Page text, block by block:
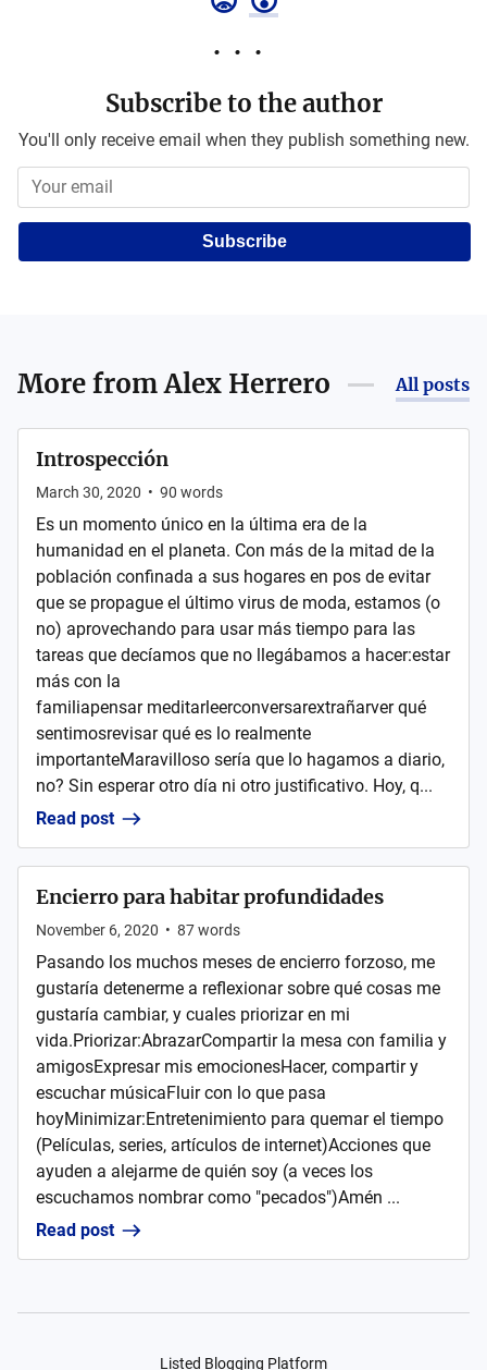
Subscribe to the author
You'll only receive email when they publish something new.
Subscribe
More fromAlex Herrero All posts
Introspección
March 30, 2020 • 90 words
Es un momento único en la última era de la
humanidad en el planeta. Con más de la mitad de la
población confinada a sus hogares en pos de evitar
que se propague el último virus de moda, estamos (o
no) aprovechando para usar más tiempo para las
tareas que decíamos que no llegábamos a hacer:estar
más con la
familiapensar meditarleerconversarextrañarver qué
sentimosrevisar qué es lo realmente
importanteMaravilloso sería que lo hagamos a diario,
no? Sin esperar otro día ni otro justificativo. Hoy, q...
Read post
Encierro para habitar profundidades
November 6, 2020 • 87words
Pasando los muchos meses de encierro forzoso, me
gustaría detenerme a reflexionar sobre qué cosas me
gustaría cambiar, y cuales priorizar en mi
vida.Priorizar:AbrazarCompartir la mesa con familia y
amigosExpresar mis emocionesHacer, compartir y
escuchar músicaFluir con lo que pasa
hoyMinimizar:Entretenimiento para quemar el tiempo
(Películas, series, artículos de internet)Acciones que
ayuden a alejarme de quién soy (a veces los
escuchamos nombrar como "pecados")Amén ...
Read post
Listed Blogging Platform